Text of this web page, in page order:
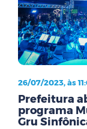
26/07/2023, às
Prefeitura
programa
Gru